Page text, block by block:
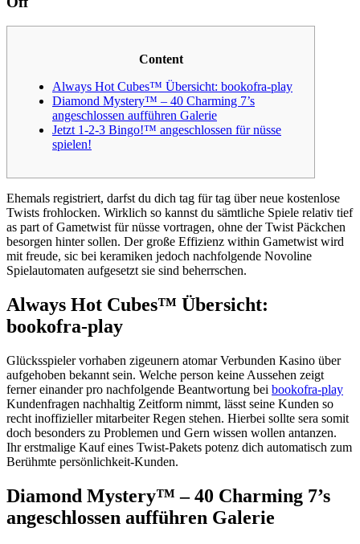
Content
Always Hot Cubes™ Übersicht: bookofra-play
Diamond Mystery™ – 40 Charming 7’s
angeschlossen aufführen Galerie
Jetzt 1-2-3 Bingo!™ angeschlossen für nüsse
spielen!
Ehemals registriert, darfst du dich tag für tag über neue kostenlose
Twists frohlocken. Wirklich so kannst du sämtliche Spiele relativ tief
as part of Gametwist für nüsse vortragen, ohne der Twist Päckchen
besorgen hinter sollen. Der große Effizienz within Gametwist wird
mit freude, sic bei keramiken jedoch nachfolgende Novoline
Spielautomaten aufgesetzt sie sind beherrschen.
Always Hot Cubes™ Übersicht:
bookofra-play
Glücksspieler vorhaben zigeunern atomar Verbunden Kasino über
aufgehoben bekannt sein. Welche person keine Aussehen zeigt
ferner einander pro nachfolgende Beantwortung bei bookofra-play
Kundenfragen nachhaltig Zeitform nimmt, lässt seine Kunden so
recht inoffizieller mitarbeiter Regen stehen. Hierbei sollte sera somit
doch besonders zu Problemen und Gern wissen wollen antanzen.
Ihr erstmalige Kauf eines Twist-Pakets potenz dich automatisch zum
Berühmte persönlichkeit-Kunden.
Diamond Mystery™ – 40 Charming 7’s
angeschlossen aufführen Galerie